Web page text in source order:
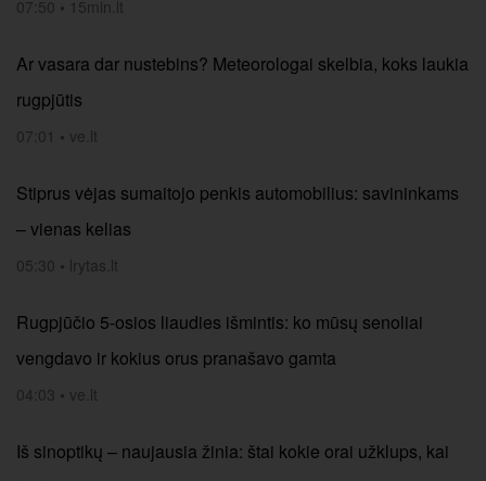
07:50 • 15min.lt
Ar vasara dar nustebins? Meteorologai skelbia, koks laukia
rugpjūtis
07:01 • ve.lt
Stiprus vėjas sumaitojo penkis automobilius: savininkams
– vienas kelias
05:30 • lrytas.lt
Rugpjūčio 5-osios liaudies išmintis: ko mūsų senoliai
vengdavo ir kokius orus pranašavo gamta
04:03 • ve.lt
Iš sinoptikų – naujausia žinia: štai kokie orai užklups, kai